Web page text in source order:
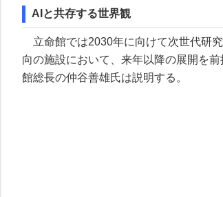
AIと共存する世界観
立命館では2030年に向けて次世代研
向の施設において、来年以降の展開を
館総長の仲谷善雄氏は説明する。